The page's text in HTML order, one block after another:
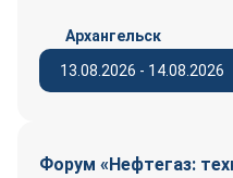
13.08.2026 - 14.08.2026
Архангельск
Форум «Нефтегаз: